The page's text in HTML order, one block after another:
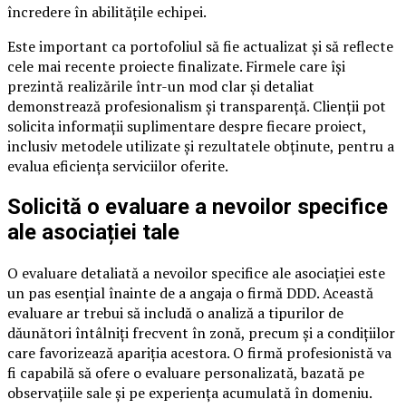
încredere în abilitățile echipei.
Este important ca portofoliul să fie actualizat și să reflecte
cele mai recente proiecte finalizate. Firmele care își
prezintă realizările într-un mod clar și detaliat
demonstrează profesionalism și transparență. Clienții pot
solicita informații suplimentare despre fiecare proiect,
inclusiv metodele utilizate și rezultatele obținute, pentru a
evalua eficiența serviciilor oferite.
Solicită o evaluare a nevoilor specifice
ale asociației tale
O evaluare detaliată a nevoilor specifice ale asociației este
un pas esențial înainte de a angaja o firmă DDD. Această
evaluare ar trebui să includă o analiză a tipurilor de
dăunători întâlniți frecvent în zonă, precum și a condițiilor
care favorizează apariția acestora. O firmă profesionistă va
fi capabilă să ofere o evaluare personalizată, bazată pe
observațiile sale și pe experiența acumulată în domeniu.